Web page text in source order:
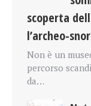
scoperta
l’archeo-
Non è un
percorso
da…